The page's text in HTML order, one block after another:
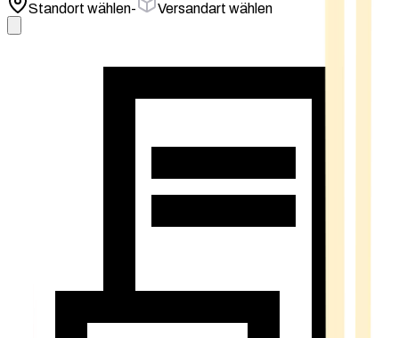
Standort wählen- Versandart wählen